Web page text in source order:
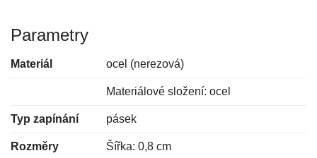
Parametry
Materiál ocel (nerezová)
Materiálové složení: ocel
Typ zapínání pásek
Rozměry Šířka: 0,8 cm